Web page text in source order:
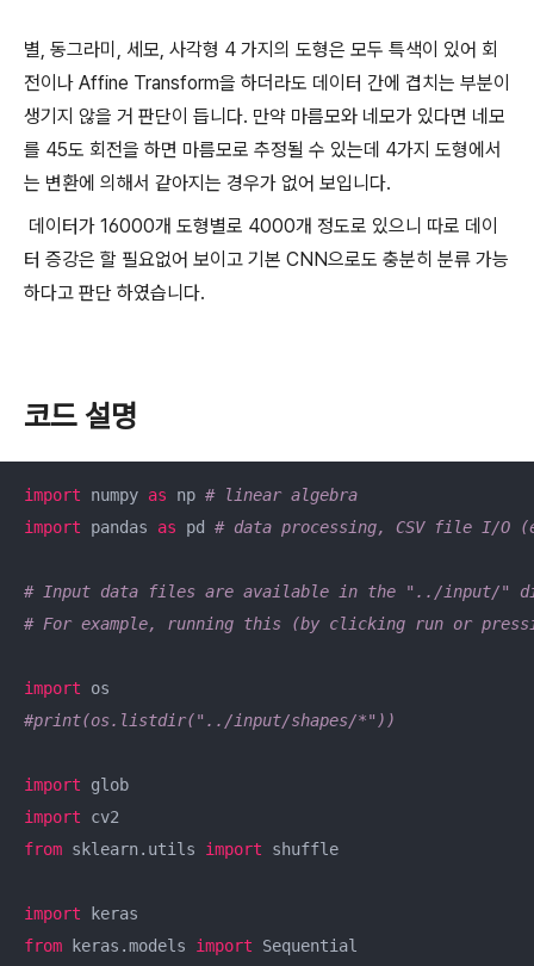
별, 동그라미, 세모, 사각형 4 가지의 도형은 모두 특색이 있어 회
전이나 Affine Transform을 하더라도 데이터 간에 겹치는 부분이
생기지 않을 거 판단이 듭니다. 만약 마름모와 네모가 있다면 네모
를 45도 회전을 하면 마름모로 추정될 수 있는데 4가지 도형에서
는 변환에 의해서 같아지는 경우가 없어 보입니다.
데이터가 16000개 도형별로 4000개 정도로 있으니 따로 데이
터 증강은 할 필요없어 보이고 기본 CNN으로도 충분히 분류 가능
하다고 판단 하였습니다.
코드 설명
import numpy as np # linear algebra
import pandas as pd # data processing, CSV file I/O
# Input data files are available in the "../input/"
# For example, running this (by clicking run or
import
#print(os.listdir("../input/shapes/*"))
import
import
from sklearn.utils import shuffle
import
from keras.models import